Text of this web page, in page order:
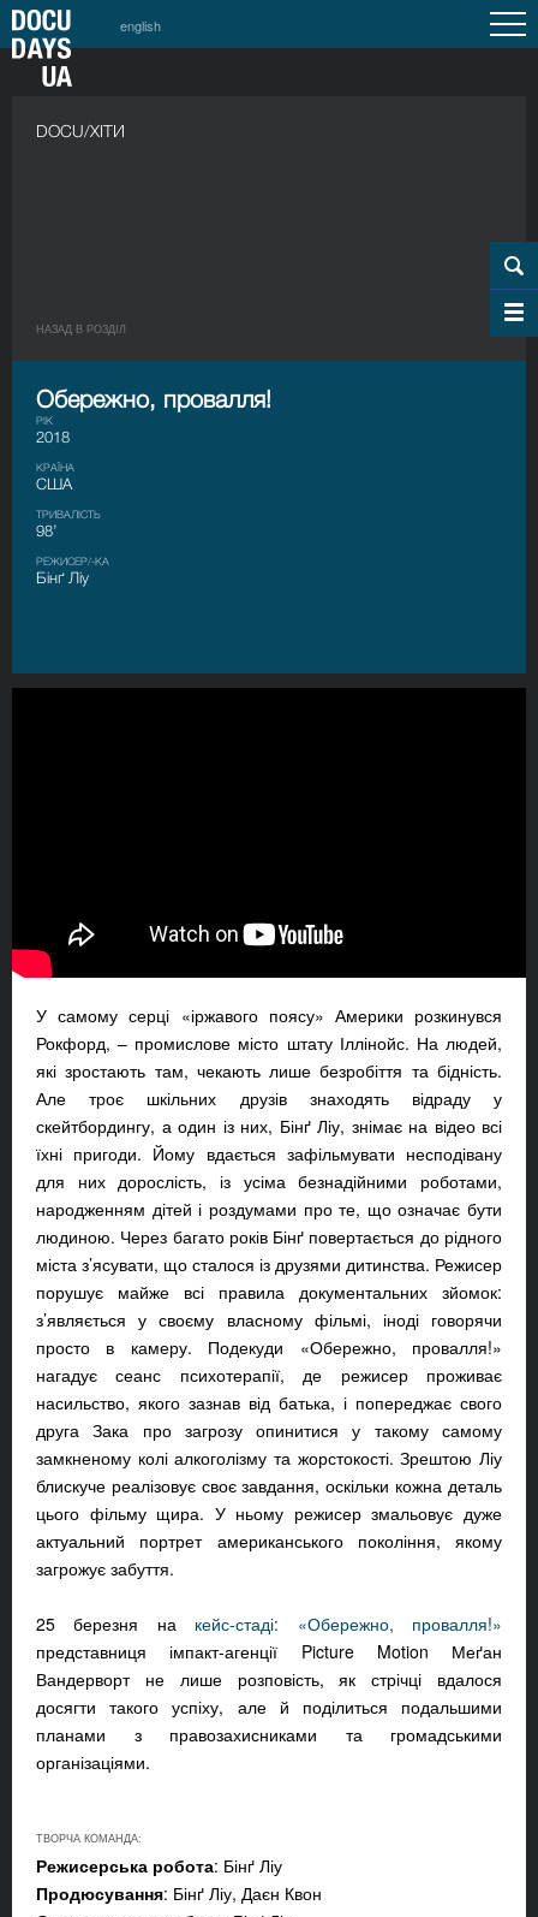
english
DOCU/ХІТИ
НАЗАД В РОЗДIЛ
Обережно, провалля!
РІК
2018
КРАЇНА
США
ТРИВАЛІСТЬ
98’
РЕЖИСЕР/-КА
Бінґ Ліу
У самому серці «іржавого поясу» Америки розкинувся
Рокфорд, – промислове місто штату Іллінойс. На людей,
які зростають там, чекають лише безробіття та бідність.
Але троє шкільних друзів знаходять відраду у
скейтбордингу, а один із них, Бінґ Ліу, знімає на відео всі
їхні пригоди. Йому вдається зафільмувати несподівану
для них дорослість, із усіма безнадійними роботами,
народженням дітей і роздумами про те, що означає бути
людиною. Через багато років Бінґ повертається до рідного
міста з’ясувати, що сталося із друзями дитинства. Режисер
порушує майже всі правила документальних зйомок:
з’являється у своєму власному фільмі, іноді говорячи
просто в камеру. Подекуди «Обережно, провалля!»
нагадує сеанс психотерапії, де режисер проживає
насильство, якого зазнав від батька, і попереджає свого
друга Зака про загрозу опинитися у такому самому
замкненому колі алкоголізму та жорстокості. Зрештою Ліу
блискуче реалізовує своє завдання, оскільки кожна деталь
цього фільму щира. У ньому режисер змальовує дуже
актуальний портрет американського покоління, якому
загрожує забуття.
25 березня на кейс-стаді: «Обережно, провалля!»
представниця імпакт-агенції Picture Motion Меґан
Вандерворт не лише розповість, як стрічці вдалося
досягти такого успіху, але й поділиться подальшими
планами з правозахисниками та громадськими
організаціями.
ТВОРЧА КОМАНДА:
Режисерська робота: Бінґ Ліу
Продюсування: Бінґ Ліу, Даєн Квон